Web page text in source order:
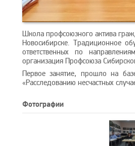
Школа профсоюзного актива
Новосибирске. Традиционное
ответственных по
организация Профсоюза
Первое занятие, прошло на
«Расследованию несчастных
Фотографии